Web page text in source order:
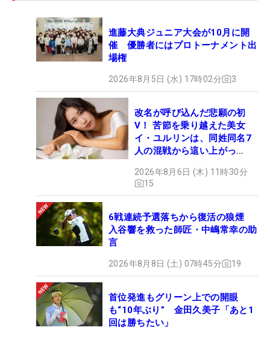
進藤大典ジュニア大会が10月に開
催 優勝者にはプロトーナメント出
場権
2026年8月5日 (水) 17時02分 3
改名が呼び込んだ悲願の初
V！ 苦節を乗り越えた美女
イ・ユルリンは、同姓同名7
人の混戦から這い上がっ
2026年8月6日 (木) 11時30分
15
6戦連続予選落ちから復活の狼煙
入谷響を救った師匠・中嶋常幸の助
言
2026年8月8日 (土) 07時45分 19
首位発進もグリーン上での開眼
も“10年ぶり” 金田久美子「あと1
回は勝ちたい」